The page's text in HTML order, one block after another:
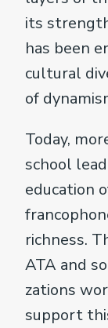
its
has been
cultural
of
Today,
school
education
richness.
ATA and
zations
support